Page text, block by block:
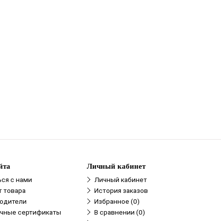
с нами
товара
сертификаты
Личный кабинет
Личный кабинет
История заказов
Избранное (0)
В сравнении (0)